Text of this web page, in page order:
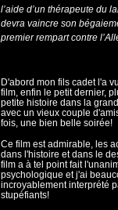
l’aide d’un thérapeute du
devra vaincre son
premier rempart contre
D'abord mon fils cadet l'a
film, enfin le petit dernier,
petite histoire dans la
avec un vieux couple
fois, une bien belle soirée!
Ce film est admirable, les
dans l'histoire et dans le
film a à tel point fait
psychologique et j'ai
incroyablement interprété
stupéfiants!